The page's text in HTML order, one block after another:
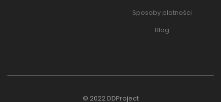
Sposoby płatności
Blog
© 2022 DDProject